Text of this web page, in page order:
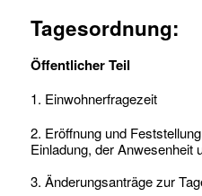
Tagesordnung:
Öffentlicher Teil
1. Einwohnerfragezeit
2. Eröffnung und
Einladung, der Anwesenheit
3. Änderungsanträge zur